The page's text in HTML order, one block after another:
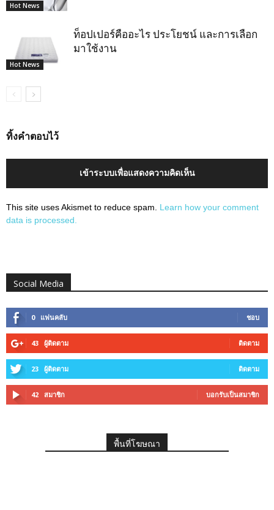
Hot News
Hot News
ท็อปเปอร์คืออะไร ประโยชน์ และการเลือก
มาใช้งาน
ทิ้งคำตอบไว้
เข้าระบบเพื่อแสดงความคิดเห็น
This site uses Akismet to reduce spam. Learn how your comment
data is processed.
Social Media
0 แฟนคลับ ชอบ
43 ผู้ติดตาม ติดตาม
23 ผู้ติดตาม ติดตาม
42 สมาชิก บอกรับเป็นสมาชิก
พื้นที่โฆษณา